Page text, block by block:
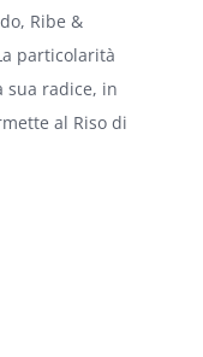
Ribe &
particolarità
sua radice, in
al Riso di